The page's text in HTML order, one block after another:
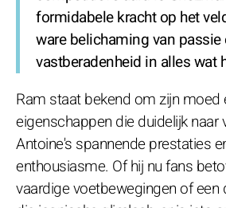
formidabele kracht op het
ware belichaming van passie
vastberadenheid in alles wat
Ram staat bekend om zijn moed
eigenschappen die duidelijk naar
Antoine's spannende prestaties
enthousiasme. Of hij nu fans
vaardige voetbewegingen of